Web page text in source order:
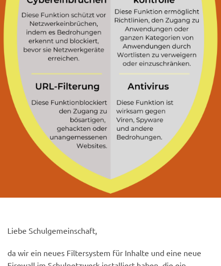
Liebe Schulgemeinschaft,
da wir ein neues Filtersystem für Inhalte und eine neue